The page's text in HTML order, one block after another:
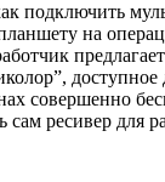
подключить
на
доступное
совершенно
сам ресивер для